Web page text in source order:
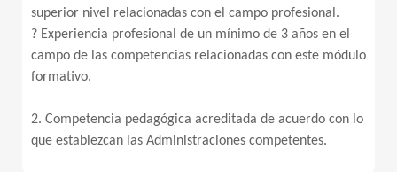
superior nivel relacionadas con el campo profesional.
? Experiencia profesional de un mínimo de 3 años en el
campo de las competencias relacionadas con este módulo
formativo.
2. Competencia pedagógica acreditada de acuerdo con lo
que establezcan las Administraciones competentes.